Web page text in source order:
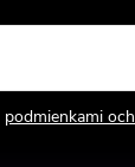
podmienkami